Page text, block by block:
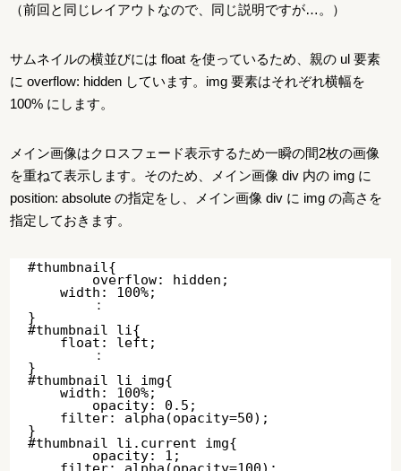
（前回と同じレイアウトなので、同じ説明ですが…。）
サムネイルの横並びには float を使っているため、親の ul 要素
に overflow: hidden しています。img 要素はそれぞれ横幅を
100% にします。
メイン画像はクロスフェード表示するため一瞬の間2枚の画像
を重ねて表示します。そのため、メイン画像 div 内の img に
position: absolute の指定をし、メイン画像 div に img の高さを
指定しておきます。
#thumbnail{
    width: 100%;
}
#thumbnail li{
    float: left;
}
#thumbnail li img{
    width: 100%;
    filter: alpha(opacity=50);
}
#thumbnail li.current img{
    filter: alpha(opacity=100);